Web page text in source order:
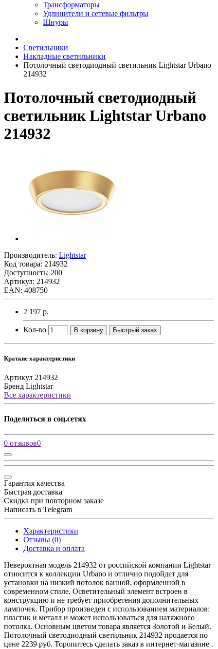
Трансформаторы
Удлинители и сетевые фильтры
Шнуры
Светильники
Накладные светильники
Потолочный светодиодный светильник Lightstar Urbano
214932
Потолочный светодиодный
светильник Lightstar Urbano
214932
Производитель: Lightstar
Код товара: 214932
Доступность: 200
Артикул: 214932
EAN: 408750
2 197 р.
Кол-во В корзину Быстрый заказ
Краткие характеристики
Артикул 214932
Бренд Lightstar
Все характеристики
Поделиться в соц.сетях
0 отзывов0
Гарантия качества
Быстрая доставка
Скидка при повторном заказе
Написать в Telegram
Характеристики
Отзывы (0)
Доставка и оплата
Невероятная модель 214932 от российской компании Lightstar
относится к коллекции Urbano и отлично подойдет для
установки на низкий потолок ванной, оформленной в
современном стиле. Осветительный элемент встроен в
конструкцию и не требует приобретения дополнительных
лампочек. Прибор произведен с использованием материалов:
пластик и металл и может использоваться для натяжного
потолка. Основным цветом товара является Золотой и Белый.
Потолочный светодиодный светильник 214932 продается по
цене 2239 руб. Торопитесь сделать заказ в интернет-магазине .